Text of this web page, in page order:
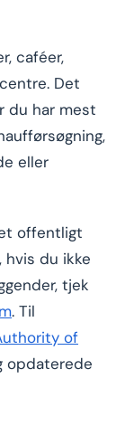
caféer,
Det
du har mest
eller
offentligt
du ikke
tjek
. Til
of
opdaterede